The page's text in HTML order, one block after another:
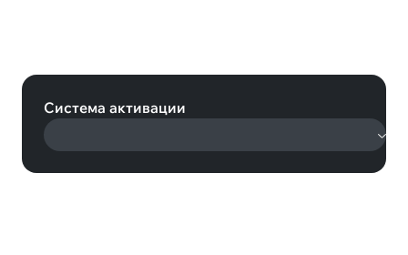
Система активации